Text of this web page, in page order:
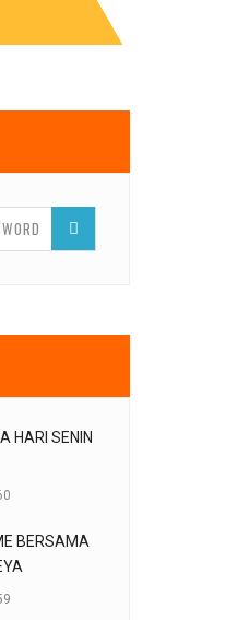
HARI SENIN
BERSAMA